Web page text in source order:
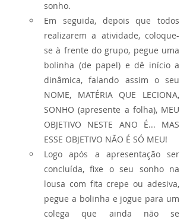
sonho.
Em seguida, depois que todos
realizarem a atividade, coloque-
se à frente do grupo, pegue uma
bolinha (de papel) e dê início a
dinâmica, falando assim o seu
NOME, MATÉRIA QUE LECIONA,
SONHO (apresente a folha), MEU
OBJETIVO NESTE ANO É... MAS
ESSE OBJETIVO NÃO É SÓ MEU!
Logo após a apresentação ser
concluída, fixe o seu sonho na
lousa com fita crepe ou adesiva,
pegue a bolinha e jogue para um
colega que ainda não se